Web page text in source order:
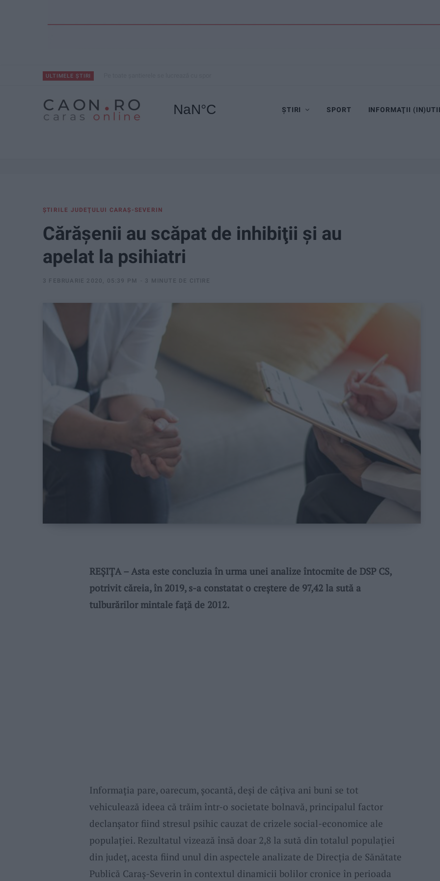
ULTIMELE ȘTIRI
ȘTIRI SPORT INFORMAŢII
ŞTIRILE JUDEŢULUI CARAŞ-SEVERIN
Cărăşenii au scăpat de inhibiţii şi au
apelat la psihiatri
3 FEBRUARIE 2020, 05:39 PM 3 MINUTE DE CITIRE
REŞIŢA – Asta este concluzia în urma unei analize întocmite de DSP CS,
potrivit căreia, în 2019, s-a constatat o creştere de 97,42 la sută a
tulburărilor mintale faţă de 2012.
Informaţia pare, oarecum, şocantă, deşi de câţiva ani buni se tot
vehiculează ideea că trăim într-o societate bolnavă, principalul factor
declanşator fiind stresul psihic cauzat de crizele social-economice ale
populaţiei. Rezultatul vizează însă doar 2,8 la sută din totalul populaţiei
din judeţ, acesta fiind unul din aspectele analizate de Direcţia de Sănătate
Publică Caraş-Severin în contextul dinamicii bolilor cronice în perioada